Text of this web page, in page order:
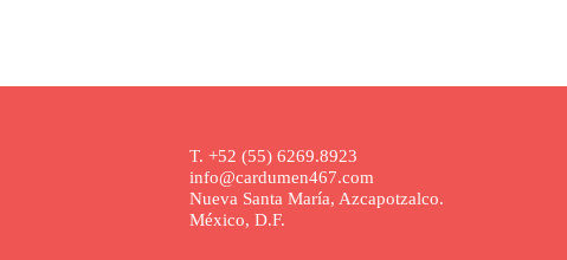
T. +52 (55) 6269.8923
info@cardumen467.com
Nueva Santa María, Azcapotzalco.
México, D.F.